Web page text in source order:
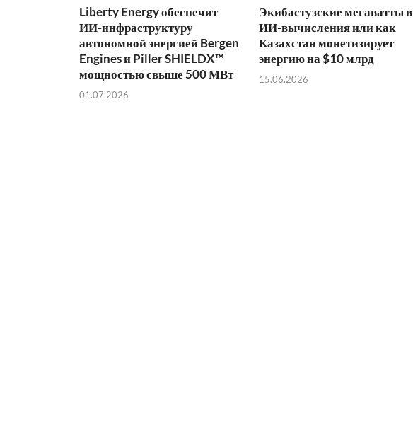
Liberty Energy обеспечит
ИИ-инфраструктуру
автономной энергией Bergen
Engines и Piller SHIELDX™
мощностью свыше 500 МВт
01.07.2026
Экибастузские мегаватты в
ИИ-вычисления или как
Казахстан монетизирует
энергию на $10 млрд
15.06.2026